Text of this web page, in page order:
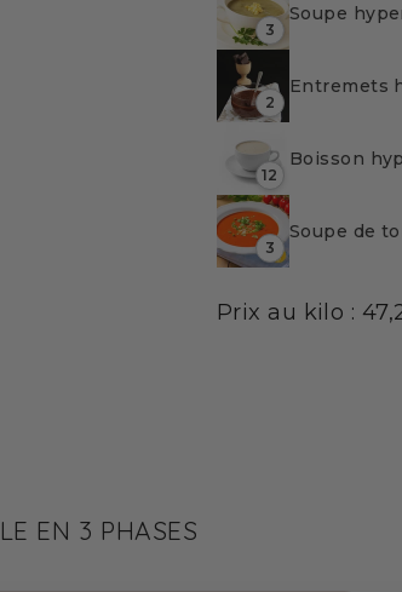
3
Soupe
2
Entremets
12
Boisson
3
Soupe de
Prix au kilo :
EN 3 PHASES